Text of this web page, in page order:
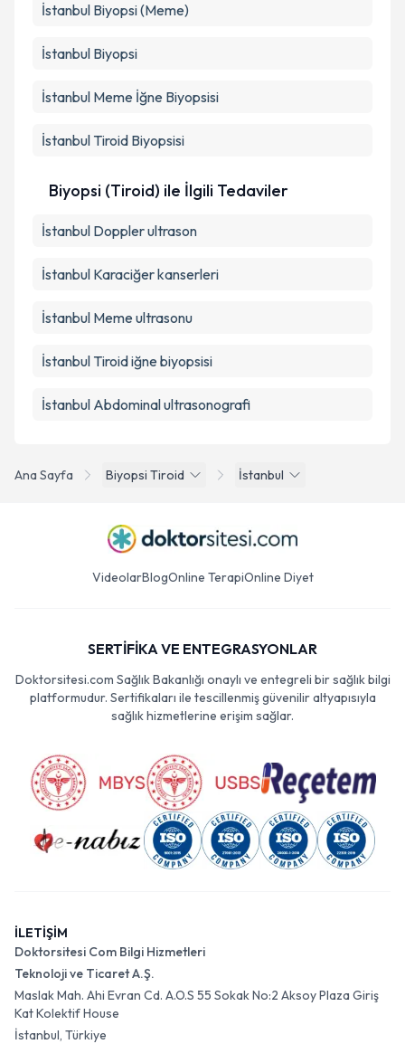
Ana Sayfa Biyopsi Tiroid İstanbul
İstanbul Biyopsi (Meme)
İstanbul Biyopsi
İstanbul Meme İğne Biyopsisi
İstanbul Tiroid Biyopsisi
Biyopsi (Tiroid) ile İlgili Tedaviler
İstanbul Doppler ultrason
İstanbul Karaciğer kanserleri
İstanbul Meme ultrasonu
İstanbul Tiroid iğne biyopsisi
İstanbul Abdominal ultrasonografi
VideolarBlogOnline TerapiOnline Diyet
SERTİFİKA VE ENTEGRASYONLAR
Doktorsitesi.com Sağlık Bakanlığı onaylı ve entegreli bir sağlık bilgi
platformudur. Sertifikaları ile tescillenmiş güvenilir altyapısıyla
sağlık hizmetlerine erişim sağlar.
İLETİŞİM
Doktorsitesi Com Bilgi Hizmetleri
Teknoloji ve Ticaret A.Ş.
Maslak Mah. Ahi Evran Cd. A.O.S 55 Sokak No:2 Aksoy Plaza Giriş
Kat Kolektif House
İstanbul, Türkiye